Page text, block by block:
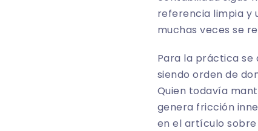
referencia limpia y
muchas veces se
Para la práctica se
siendo orden de
Quien todavía
genera fricción
en el artículo